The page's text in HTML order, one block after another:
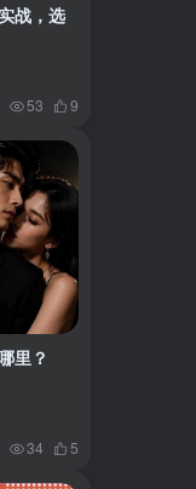
战，选
53 9
里？
34 5